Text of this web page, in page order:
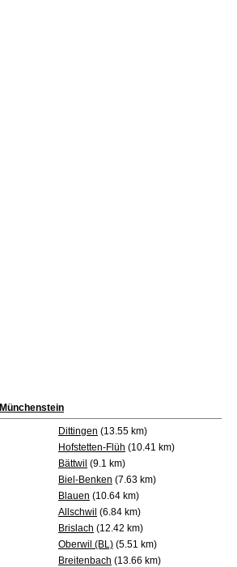
Münchenstein
Dittingen (13.55 km)
Hofstetten-Flüh (10.41 km)
Bättwil (9.1 km)
Biel-Benken (7.63 km)
Blauen (10.64 km)
Allschwil (6.84 km)
Brislach (12.42 km)
Oberwil (BL) (5.51 km)
Breitenbach (13.66 km)